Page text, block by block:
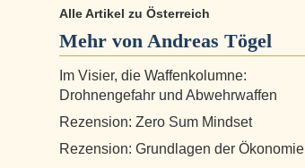
Alle Artikel zu Österreich
Mehr von Andreas Tögel
Im Visier, die Waffenkolumne:
Drohnengefahr und Abwehrwaffen
Rezension: Zero Sum Mindset
Rezension: Grundlagen der Ökonomie